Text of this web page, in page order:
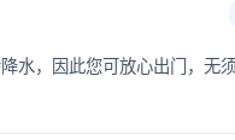
水，因此您可放心出门，无